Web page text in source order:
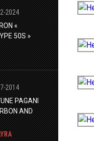
2024
«
50S »
2014
PAGANI
AND